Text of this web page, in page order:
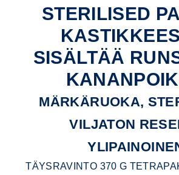
STERILISED
SISÄLTÄÄ
MÄRKÄRUOKA,
VILJATON
TÄYSRAVINTO 370 G